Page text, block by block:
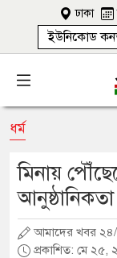
ঢাকা
ইউনিকোড
ধর্ম
মিনায়
আমাদের খবর ২৪/
প্রকাশিত: মে